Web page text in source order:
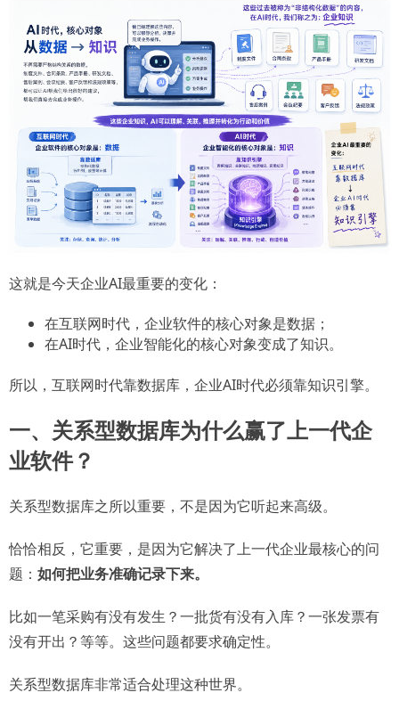
这就是今天企业AI最重要的变化：
在互联网时代，企业软件的核心对象是数据；
在AI时代，企业智能化的核心对象变成了知识。
所以，互联网时代靠数据库，企业AI时代必须靠知识引擎。
一、关系型数据库为什么赢了上一代企
业软件？
关系型数据库之所以重要，不是因为它听起来高级。
恰恰相反，它重要，是因为它解决了上一代企业最核心的问
题： 如何把业务准确记录下来。
比如一笔采购有没有发生？一批货有没有入库？一张发票有
没有开出？等等。这些问题都要求确定性。
关系型数据库非常适合处理这种世界。